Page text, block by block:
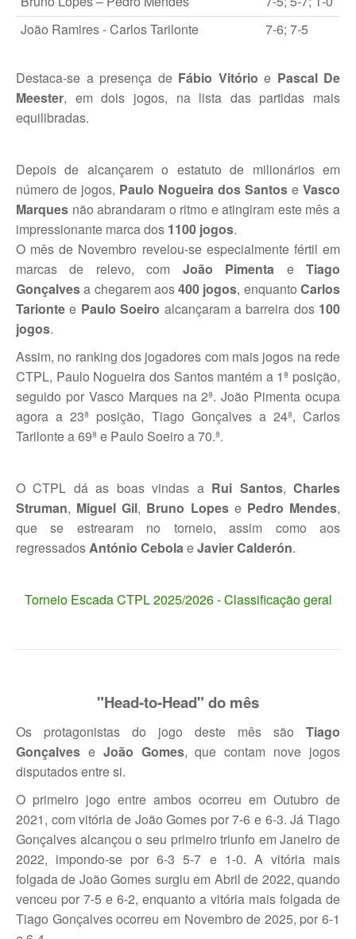
Open Luis Alves
Torneio Open Aniversário
Smashtour 2016
Torneios Inverno e Natal
Torneio Social de Inverno
Galeria 2017
Masters Revor 2017
Galeria 2015
Torneio Super Jovem V
Torneio Jovens Esperanças VI
Lumiar Open XIII
Masters Jaguar Automóveis Lisboa
Lumiar Kids Cup XIV
Lumiar Kids Open XIV
Circuito de Veteranos CTPL III
Circuito de Veteranos CTPL IV
Galeria 2014
Torneio Jovens Esperanças IV
Torneio Super Jovem IV
Torneio Jovens Esperanças V
Open Ano Novo
Torneio ACPA I
Inter-Clubes +45
João Ramires - Carlos Tarilonte
7-6; 7-5
Destaca-se a presença de Fábio Vitório e Pascal De
Meester, em dois jogos, na lista das partidas mais
equilibradas.
Depois de alcançarem o estatuto de milionários em
número de jogos, Paulo Nogueira dos Santos e Vasco
Marques não abrandaram o ritmo e atingiram este mês a
impressionante marca dos 1100 jogos.
O mês de Novembro revelou-se especialmente fértil em
marcas de relevo, com João Pimenta eTiago
Gonçalvesa chegarem aos400 jogos, enquantoCarlos
Tarionte e Paulo Soeiro alcançaram a barreira dos 100
jogos.
Assim, no ranking dos jogadores com mais jogos na rede
CTPL, Paulo Nogueira dos Santos mantém a 1ª posição,
seguido por Vasco Marques na 2ª. João Pimenta ocupa
agora a 23ª posição, Tiago Gonçalves a 24ª, Carlos
Tarilonte a 69ª e Paulo Soeiro a 70.ª.
O CTPL dáas boas vindas a Rui Santos, Charles
Struman, Miguel Gil, Bruno Lopes ePedro Mendes,
que se estrearam no torneio, assim como aos
regressadosAntónio CebolaeJavier Calderón.
Torneio Escada CTPL 2025/2026 - Classificação geral
"Head-to-Head" do mês
Os protagonistas do jogo deste mês são Tiago
Gonçalves e João Gomes, que contam nove jogos
disputados entre si.
O primeiro jogo entre ambos ocorreu em Outubro de
2021, com vitória de João Gomes por 7-6 e 6-3. Já Tiago
Gonçalves alcançou o seu primeiro triunfo em Janeiro de
2022, impondo-se por 6-3 5-7 e 1-0. A vitória mais
folgada de João Gomes surgiu em Abril de 2022, quando
venceu por 7-5 e 6-2, enquanto a vitória mais folgada de
Tiago Gonçalves ocorreu em Novembro de 2025, por 6-1